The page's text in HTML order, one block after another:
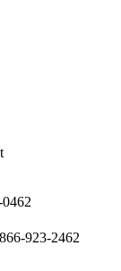
923-2462